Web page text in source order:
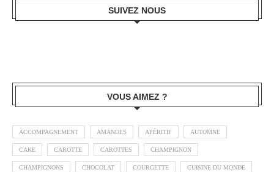
SUIVEZ NOUS
VOUS AIMEZ ?
ACCOMPAGNEMENT AMANDES APÉRITIF AUTOMNE
CAKE CAROTTE CAROTTES CHAMPIGNON
CHAMPIGNONS CHOCOLAT COURGETTE CUISINE DU MONDE